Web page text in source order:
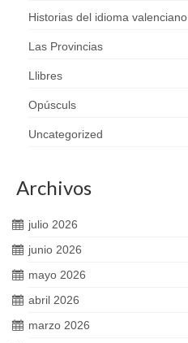
Historias del idioma valenciano
Las Provincias
Llibres
Opúsculs
Uncategorized
Archivos
julio 2026
junio 2026
mayo 2026
abril 2026
marzo 2026